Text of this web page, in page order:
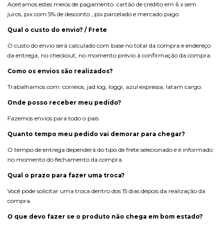
Aceitamos estes meios de pagamento: cartão de crédito em 6 x sem
juros, pix com 5% de desconto , pix parcelado e mercado pago
Qual o custo do envio? / Frete
O custo do envio será calculado com base no total da compra e endereço
da entrega, no checkout, no momento prévio à confirmação da compra.
Como os envios são realizados?
Trabalhamos com: correios, jad log, loggi, azul expressa, latam cargo.
Onde posso receber meu pedido?
Fazemos envios para todo o país
Quanto tempo meu pedido vai demorar para chegar?
O tempo de entrega dependerá do tipo de frete selecionado e é informado
no momento do fechamento da compra.
Qual o prazo para fazer uma troca?
Você pode solicitar uma troca dentro dos 15 dias depois da realização da
compra.
O que devo fazer se o produto não chega em bom estado?